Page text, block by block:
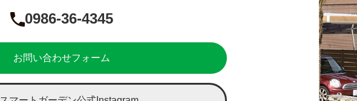
0986-36-4345
お問い合わせフォーム